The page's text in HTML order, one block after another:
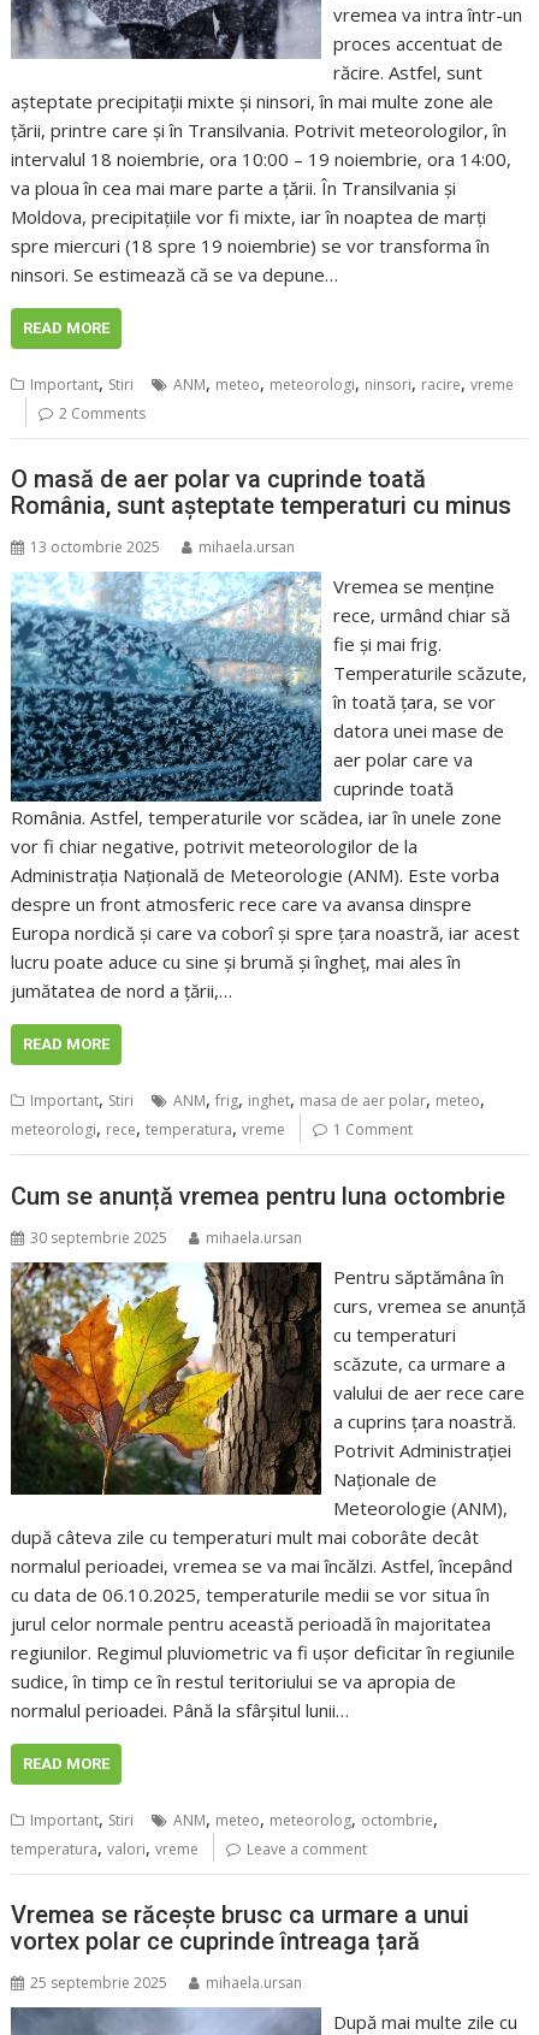
vremea va intra într-un
proces accentuat de
răcire. Astfel, sunt
așteptate precipitații mixte și ninsori, în mai multe zone ale
țării, printre care și în Transilvania. Potrivit meteorologilor, în
intervalul 18 noiembrie, ora 10:00 – 19 noiembrie, ora 14:00,
va ploua în cea mai mare parte a țării. În Transilvania și
Moldova, precipitațiile vor fi mixte, iar în noaptea de marți
spre miercuri (18 spre 19 noiembrie) se vor transforma în
ninsori. Se estimează că se va depune…
READ MORE
Important, Stiri ANM, meteo, meteorologi, ninsori, racire,vreme
2 Comments
O masă de aer polar va cuprinde toată
România, sunt așteptate temperaturi cu minus
13 octombrie 2025 mihaela.ursan
Vremea se menține
rece, urmând chiar să
fie și mai frig.
Temperaturile scăzute,
în toată țara, se vor
datora unei mase de
aer polar care va
cuprinde toată
România. Astfel, temperaturile vor scădea, iar în unele zone
vor fi chiar negative, potrivit meteorologilor de la
Administrația Națională de Meteorologie (ANM). Este vorba
despre un front atmosferic rece care va avansa dinspre
Europa nordică și care va coborî și spre țara noastră, iar acest
lucru poate aduce cu sine și brumă și îngheț, mai ales în
jumătatea de nord a țării,…
READ MORE
Important, Stiri ANM,frig, inghet, masa de aer polar, meteo,
meteorologi, rece,temperatura,vreme 1 Comment
Cum se anunță vremea pentru luna octombrie
30 septembrie 2025 mihaela.ursan
Pentru săptămâna în
curs, vremea se anunță
cu temperaturi
scăzute, ca urmare a
valului de aer rece care
a cuprins țara noastră.
Potrivit Administrației
Naționale de
Meteorologie (ANM),
după câteva zile cu temperaturi mult mai coborâte decât
normalul perioadei, vremea se va mai încălzi. Astfel, începând
cu data de 06.10.2025, temperaturile medii se vor situa în
jurul celor normale pentru această perioadă în majoritatea
regiunilor. Regimul pluviometric va fi ușor deficitar în regiunile
sudice, în timp ce în restul teritoriului se va apropia de
normalul perioadei. Până la sfârșitul lunii…
READ MORE
Important, Stiri ANM, meteo, meteorolog, octombrie,
temperatura,valori,vreme Leave a comment
Vremea se răcește brusc ca urmare a unui
vortex polar ce cuprinde întreaga țară
25 septembrie 2025 mihaela.ursan
După mai multe zile cu